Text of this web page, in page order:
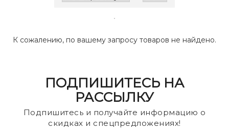
К сожалению, по вашему запросу товаров не найдено.
ПОДПИШИТЕСЬ НА
РАССЫЛКУ
Подпишитесь и получайте информацию о
скидках и спецпредложениях!